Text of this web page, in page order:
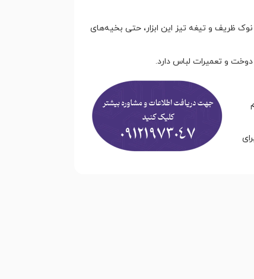
ظریف و تیغه تیز این ابزار، حتی بخیه‌های
و تعمیرات لباس دارد.